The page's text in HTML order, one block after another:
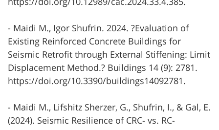
- Maidi M., Igor Shufrin. 2024. ?Evaluation of
Existing Reinforced Concrete Buildings for
Seismic Retrofit through External Stiffening: Limit
Displacement Method.? Buildings 14 (9): 2781.
https://doi.org/10.3390/buildings14092781.
- Maidi M., Lifshitz Sherzer, G., Shufrin, I., & Gal, E.
(2024). Seismic Resilience of CRC- vs. RC-